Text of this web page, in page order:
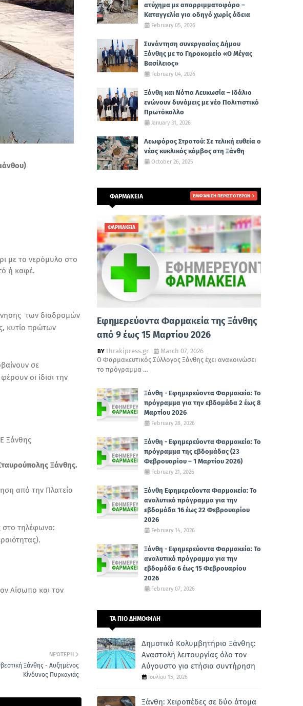
με το νερόμυλο στο
ή καφέ.
των διαδρομών
κυτίο πρώτων
σε
οι ίδιοι την
Ξάνθης
Ξάνθης.
από την Πλατεία
στο τηλέφωνο:
Αίσωπο και τον
ΝΕΌΤΕΡΗ
Ξάνθης - Αυξημένος
Κίνδυνος Πυρκαγιάς
ατύχημα με απορριμματοφόρο –
Καταγγελία για οδηγό χωρίς άδεια
February 05, 2026
Συνάντηση συνεργασίας Δήμου
Ξάνθης με το Γηροκομείο «Ο Μέγας
Βασίλειος»
February 04, 2026
Ξάνθη και Νότια Λευκωσία – Ιδάλιο
ενώνουν δυνάμεις με νέο Πολιτιστικό
Πρωτόκολλο
January 31, 2026
Λεωφόρος Στρατού: Σε τελική ευθεία ο
νέος κυκλικός κόμβος στη Ξάνθη
October 26, 2025
ΦΑΡΜΑΚΕΙΑ ΕΜΦΆΝΙΣΗ ΠΕΡΙΣΣΌΤΕΡΩΝ
ΦΑΡΜΑΚΕΙΑ
Εφημερεύοντα Φαρμακεία της Ξάνθης
από 9 έως 15 Μαρτίου 2026
thrakipress.gr
March 07, 2026
Ο Φαρμακευτικός Σύλλογος Ξάνθης έχει ανακοινώσει
το πρόγραμμα …
Ξάνθη - Εφημερεύοντα Φαρμακεία: Το
πρόγραμμα για την εβδομάδα 2 έως 8
Μαρτίου 2026
February 28, 2026
Ξάνθη - Εφημερεύοντα Φαρμακεία: Το
πρόγραμμα της εβδομάδας (23
Φεβρουαρίου – 1 Μαρτίου 2026)
February 21, 2026
Ξάνθη Εφημερεύοντα Φαρμακεία: Το
αναλυτικό πρόγραμμα για την
εβδομάδα 16 έως 22 Φεβρουαρίου
2026
February 14, 2026
Ξάνθη - Εφημερεύοντα Φαρμακεία: Το
αναλυτικό πρόγραμμα για την
εβδομάδα 6 έως 15 Φεβρουαρίου
2026
February 07, 2026
ΤΑ ΠΙΟ ΔΗΜΟΦΙΛΗ
Δημοτικό Κολυμβητήριο Ξάνθης:
Αναστολή λειτουργίας όλο τον
Αύγουστο για ετήσια συντήρηση
Ιουλίου 15, 2026
Ξάνθη: Χειροπέδες σε δύο άτομα